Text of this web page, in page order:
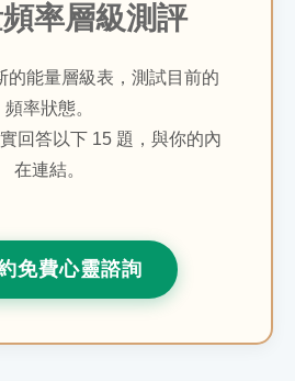
率層級測評
的能量層級表，測試目前的
頻率狀態。
回答以下 15 題，與你的內
在連結。
免費心靈諮詢